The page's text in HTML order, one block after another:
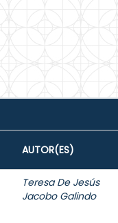
AUTOR(ES)
Teresa De Jesús
Jacobo Galindo